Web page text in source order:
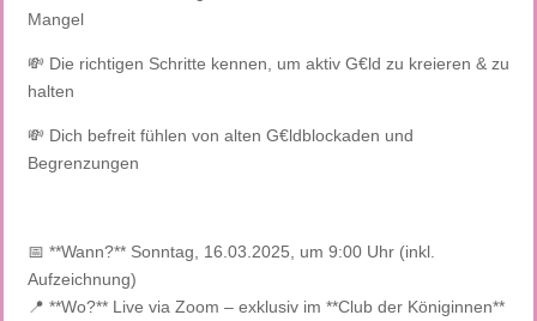
Mangel
💸 Die richtigen Schritte kennen, um aktiv G€ld zu kreieren & zu
halten
💸 Dich befreit fühlen von alten G€ldblockaden und
Begrenzungen
📅 **Wann?** Sonntag, 16.03.2025, um 9:00 Uhr (inkl.
Aufzeichnung)
📍 **Wo?** Live via Zoom – exklusiv im **Club der Königinnen**